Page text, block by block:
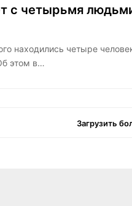
с четырьмя
находились четыре
этом в…
Загрузить